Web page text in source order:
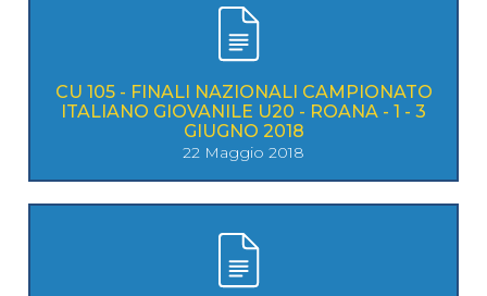
CU 105 - FINALI NAZIONALI CAMPIONATO
ITALIANO GIOVANILE U20 - ROANA - 1 - 3
GIUGNO 2018
22 Maggio 2018